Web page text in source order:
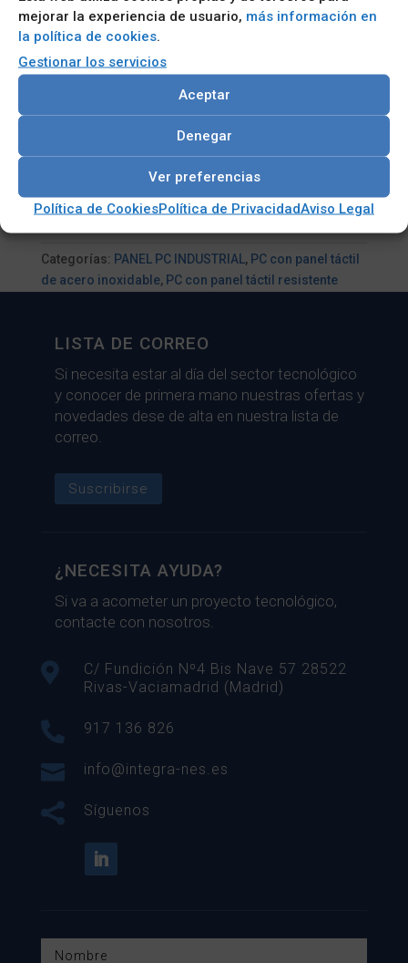
mejorar la experiencia de usuario, más información en
la política de cookies.
Gestionar los servicios
Aceptar
Denegar
Ver preferencias
Política de CookiesPolítica de PrivacidadAviso Legal
Entrada de alimentación de amplio
rango de 9 a 36 VCC
Conectores de E/S tipo M12 para
entornos hostiles
Categorías: PANEL PC INDUSTRIAL, PC con panel táctil
de acero inoxidable, PC con panel táctil resistente
LISTA DE CORREO
Si necesita estar al día del sector tecnológico
y conocer de primera mano nuestras ofertas y
novedades dese de alta en nuestra lista de
correo.
Suscribirse
¿NECESITA AYUDA?
Si va a acometer un proyecto tecnológico,
contacte con nosotros.

C/ Fundición Nº4 Bis Nave 57 28522
Rivas-Vaciamadrid (Madrid)
 917 136 826
 info@integra-nes.es
 Síguenos